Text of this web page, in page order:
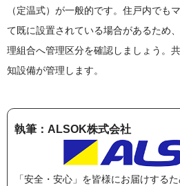
（定温式）が一般的です。住戸内でも
て既に設置されている場合があるため
理組合へ管理区分を確認しましょう。
知設備が管理します。
執筆：ALSOK株式会社
「安全・安心」を皆様にお届けする